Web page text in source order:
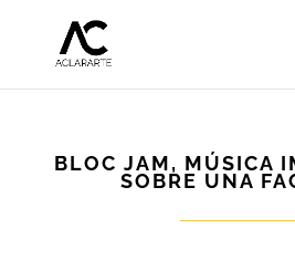
BLOC JAM, MÚSICA
SOBRE UNA